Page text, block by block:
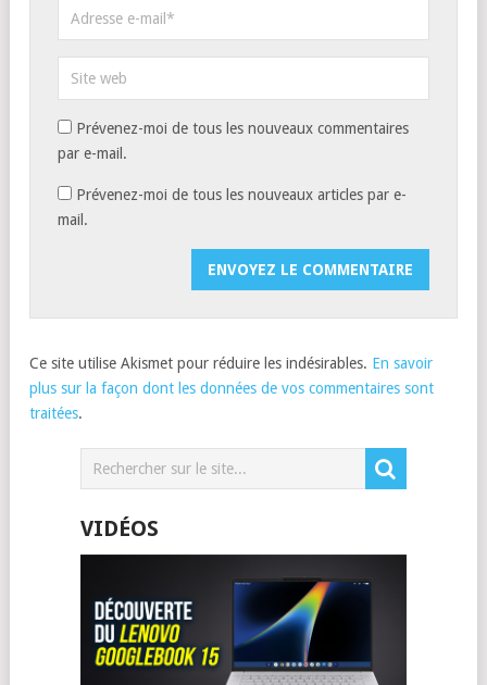
Prévenez-moi de tous les nouveaux commentaires
par e-mail.
Prévenez-moi de tous les nouveaux articles par e-
mail.
Ce site utilise Akismet pour réduire les indésirables. En savoir
plus sur la façon dont les données de vos commentaires sont
traitées.
VIDÉOS